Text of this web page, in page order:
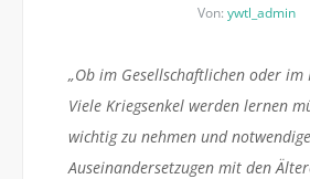
Von:ywtl_admin
„Ob im Gesellschaftlichen oder im
Viele Kriegsenkel werden lernen
wichtig zu nehmen und
Auseinandersetzugen mit den